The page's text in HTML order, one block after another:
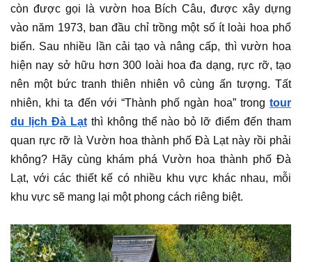
còn được gọi là vườn hoa Bích Câu, được xây dựng
vào năm 1973, ban đầu chỉ trồng một số ít loài hoa phổ
biến. Sau nhiều lần cải tạo và nâng cấp, thì vườn hoa
hiện nay sở hữu hơn 300 loài hoa đa dạng, rực rỡ, tạo
nên một bức tranh thiên nhiên vô cùng ấn tượng. Tất
nhiên, khi ta đến với “Thành phố ngàn hoa” trong tour
du lịch Đà Lạtthì không thể nào bỏ lỡ điểm đến tham
quan rực rỡ là Vườn hoa thành phố Đà Lạt này rồi phải
không? Hãy cùng khám phá Vườn hoa thành phố Đà
Lạt, với các thiết kế có nhiều khu vực khác nhau, mỗi
khu vực sẽ mang lại một phong cách riêng biệt.